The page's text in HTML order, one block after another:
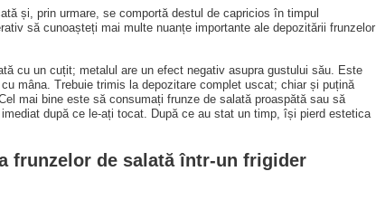
și, prin urmare, se comportă destul de capricios în timpul
să cunoașteți mai multe nuanțe importante ale depozitării frunzelor
cu un cuțit; metalul are un efect negativ asupra gustului său. Este
mâna. Trebuie trimis la depozitare complet uscat; chiar și puțină
mai bine este să consumați frunze de salată proaspătă sau să
după ce le-ați tocat. După ce au stat un timp, își pierd estetica
frunzelor de salată într-un frigider